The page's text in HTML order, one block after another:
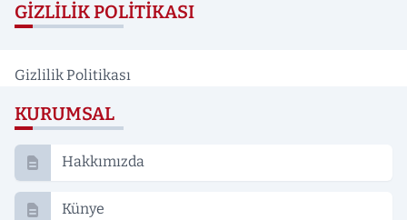
GIZLILIK POLITIKASI
Gizlilik Politikası
KURUMSAL
Hakkımızda
Künye